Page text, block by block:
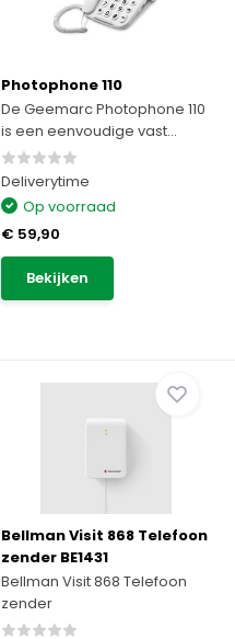
Photophone 110
De Geemarc Photophone 110
is een eenvoudige vast...
Deliverytime
Op voorraad
€ 59,90
Bekijken
Bellman Visit 868 Telefoon
zender BE1431
Bellman Visit 868 Telefoon
zender